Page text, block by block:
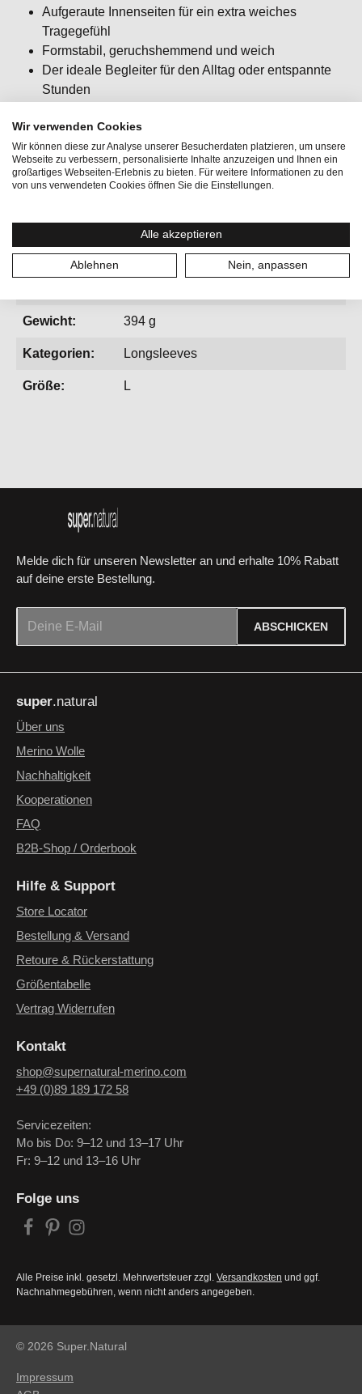
Aufgeraute Innenseiten für ein extra weiches
Tragegefühl
Formstabil, geruchshemmend und weich
Der ideale Begleiter für den Alltag oder entspannte
Stunden
Aktionen: SaleWinter
Aktivitäten: Bergsport, Lifestyle, Wintersport
Gewicht: 394 g
Kategorien: Longsleeves
Größe: L
Melde dich für unseren Newsletter an und erhalte 10% Rabatt
auf deine erste Bestellung.
ABSCHICKEN
genommen und die
einverstanden.
Die mit einem Stern (*) markierten Felder sind Pflichtfelder.
Folge uns
Alle Preise inkl. gesetzl. Mehrwertsteuer zzgl. Versandkosten und ggf.
Nachnahmegebühren, wenn nicht anders angegeben.
super.natural
Über uns
Merino Wolle
Nachhaltigkeit
Kooperationen
FAQ
B2B-Shop / Orderbook
Hilfe & Support
Store Locator
Bestellung & Versand
Retoure & Rückerstattung
Größentabelle
Vertrag Widerrufen
Kontakt
shop@supernatural-merino.com
+49 (0)89 189 172 58
Servicezeiten:
Mo bis Do: 9–12 und 13–17 Uhr
Fr: 9–12 und 13–16 Uhr
© 2026 Super.Natural
Impressum
Wir verwenden Cookies
Wir können diese zur Analyse unserer Besucherdaten platzieren, um unsere
Webseite zu verbessern, personalisierte Inhalte anzuzeigen und Ihnen ein
großartiges Webseiten-Erlebnis zu bieten. Für weitere Informationen zu den
von uns verwendeten Cookies öffnen Sie die Einstellungen.
Alle akzeptieren
Ablehnen Nein, anpassen